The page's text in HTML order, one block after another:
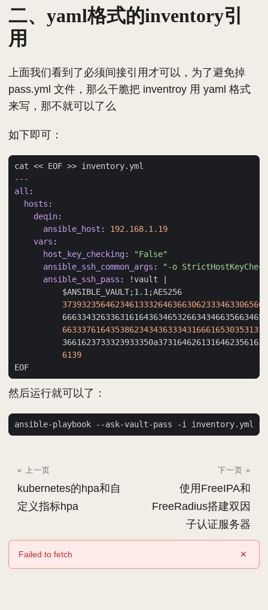
二、yaml格式的inventory引
用
上面我们看到了必须间接引用才可以，为了避免掉
pass.yml 文件，那么干脆把 inventroy 用 yaml 格式
来写，那不就可以了么
如下即可：
cat << EOF >> inventory.yml
---
all :
hosts :
deqin:
ansible_host :
192.168.1.19
vars :
host_key_checking:
"False"
ansible_ssh_common_args :
"-o
ansible_ssh_pass : !vault |
$ANSIBLE_VAULT;1.1;AES256
6139
EOF
然后运行就可以了：
« 上一页
kubernetes的hpa和自
定义指标hpa
下一页 »
使用FreeIPA和
FreeRadius搭建双因
子认证服务器